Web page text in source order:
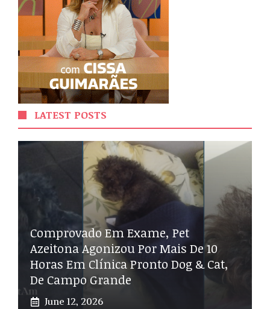
LATEST POSTS
Comprovado Em Exame, Pet
Azeitona Agonizou Por Mais De 10
Horas Em Clínica Pronto Dog & Cat,
De Campo Grande
June 12, 2026